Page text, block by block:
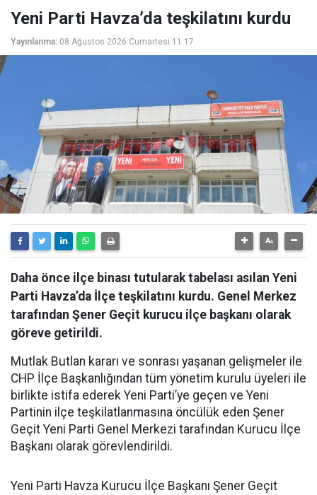
Yeni Parti Havza’da teşkilatını kurdu
Yayınlanma: 08 Ağustos 2026 Cumartesi 11:17
Daha önce ilçe binası tutularak tabelası asılan Yeni
Parti Havza’da İlçe teşkilatını kurdu. Genel Merkez
tarafından Şener Geçit kurucu ilçe başkanı olarak
göreve getirildi.
Mutlak Butlan kararı ve sonrası yaşanan gelişmeler ile
CHP İlçe Başkanlığından tüm yönetim kurulu üyeleri ile
birlikte istifa ederek Yeni Parti’ye geçen ve Yeni
Partinin ilçe teşkilatlanmasına öncülük eden Şener
Geçit Yeni Parti Genel Merkezi tarafından Kurucu İlçe
Başkanı olarak görevlendirildi.
Yeni Parti Havza Kurucu İlçe Başkanı Şener Geçit